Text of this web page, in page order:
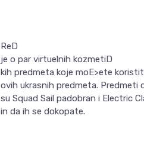
ReD
je o par virtuelnih kozmetiD
kih predmeta koje moE>ete
ovih ukrasnih predmeta. Predmeti
su Squad Sail padobran i Electric
in da ih se dokopate.